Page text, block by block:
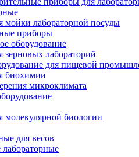
мойки лабораторной посуды
приборы
оборудование
зерновых лабораторий
для пищевой
биохимии
микроклимата
молекулярной биологии
для весов